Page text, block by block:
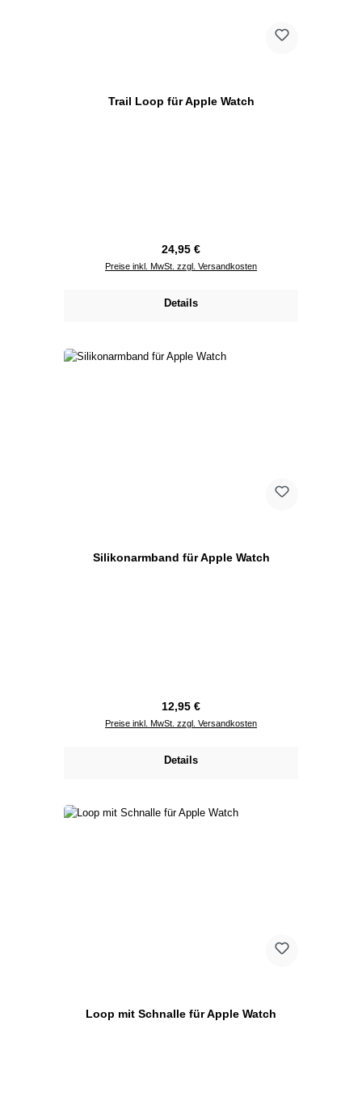
Trail Loop für Apple Watch
Regulärer Preis:
24,95 €
Preise inkl. MwSt. zzgl. Versandkosten
Details
Silikonarmband für Apple Watch
Regulärer Preis:
12,95 €
Preise inkl. MwSt. zzgl. Versandkosten
Details
Loop mit Schnalle für Apple Watch